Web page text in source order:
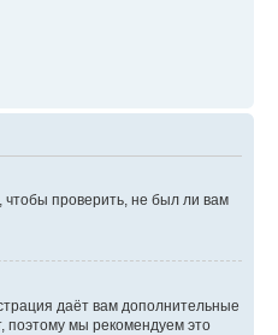
чтобы проверить, не был ли вам
даёт вам дополнительные
поэтому мы рекомендуем это